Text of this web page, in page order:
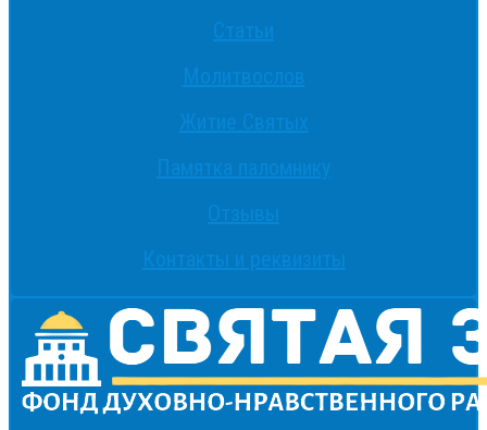
Статьи
Молитвослов
Житие Святых
Памятка паломнику
Отзывы
Контакты и реквизиты